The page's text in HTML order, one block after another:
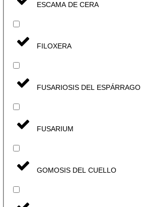
ESCAMA DE CERA
FILOXERA
FUSARIOSIS DEL ESPÁRRAGO
FUSARIUM
GOMOSIS DEL CUELLO